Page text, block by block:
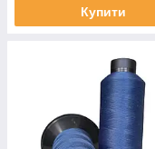
Купити